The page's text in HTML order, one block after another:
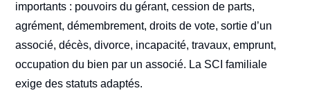
importants : pouvoirs du gérant, cession de parts,
agrément, démembrement, droits de vote, sortie d’un
associé, décès, divorce, incapacité, travaux, emprunt,
occupation du bien par un associé. La SCI familiale
exige des statuts adaptés.